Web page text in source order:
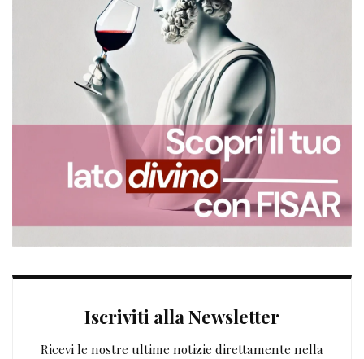
Iscriviti alla Newsletter
Ricevi le nostre ultime notizie direttamente nella